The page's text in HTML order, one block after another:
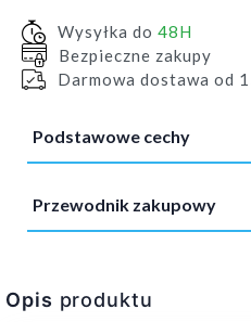
Wysyłka do 48H
Bezpieczne zakupy
Darmowa dostawa od
Podstawowe cechy
Przewodnik zakupowy
Opis produktu